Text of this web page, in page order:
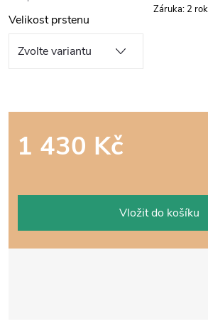
Velikost prstenu
1 430 Kč
Vložit do košíku
Záruka: 2